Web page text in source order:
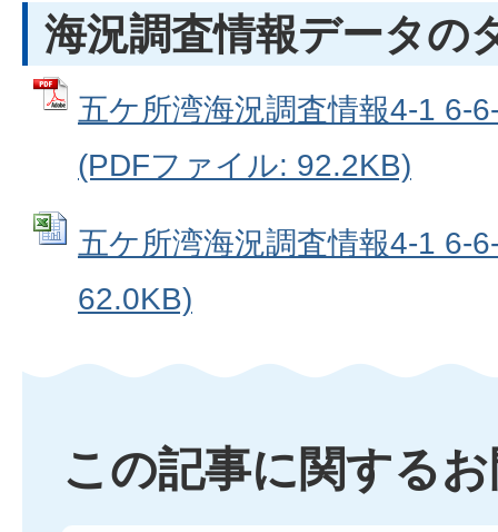
海況調査情報データの
五ケ所湾海況調査情報4-1 6-
(PDFファイル: 92.2KB)
五ケ所湾海況調査情報4-1 6-
62.0KB)
この記事に関する